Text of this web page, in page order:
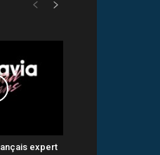
expert